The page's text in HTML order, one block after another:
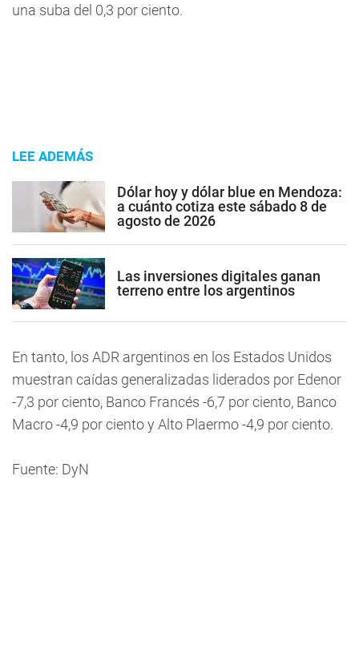
una suba del 0,3 por ciento.
LEE ADEMÁS
Dólar hoy y dólar blue en Mendoza:
a cuánto cotiza este sábado 8 de
agosto de 2026
Las inversiones digitales ganan
terreno entre los argentinos
En tanto, los ADR argentinos en los Estados Unidos
muestran caídas generalizadas liderados por Edenor
-7,3 por ciento, Banco Francés -6,7 por ciento, Banco
Macro -4,9 por ciento y Alto Plaermo -4,9 por ciento.
Fuente: DyN